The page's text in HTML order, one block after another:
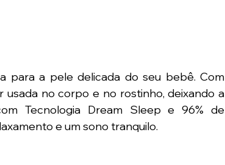
para a pele delicada do seu bebê. Com
no corpo e no rostinho, deixando a
Tecnologia Dream Sleep e 96% de
e um sono tranquilo.